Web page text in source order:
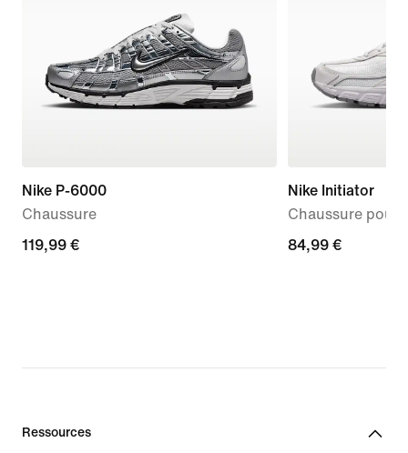
Nike P-6000
Chaussure
119,99 €
119,99 €
Nike Initiator
Chaussure pour
84,99 €
84,99 €
Ressources